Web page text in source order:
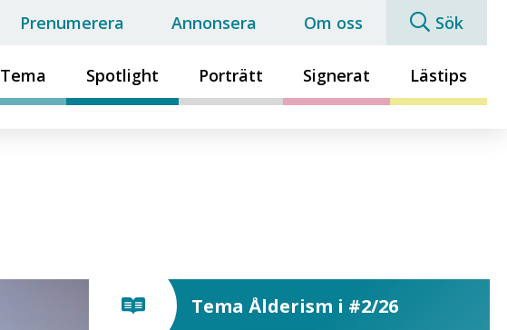
Tema Spotlight Porträtt Signerat Lästips
Prenumerera Annonsera Om oss Sök
Tema Ålderism i #2/26